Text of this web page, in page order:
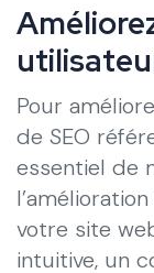
Pour
de SEO
essentiel de
votre site
intuitive, un